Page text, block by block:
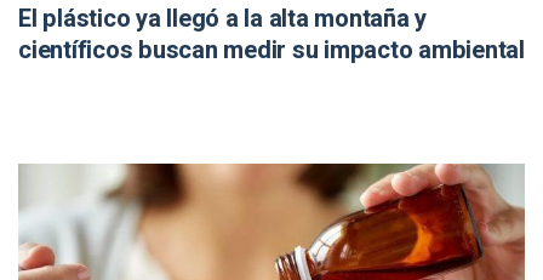
El plástico ya llegó a la alta montaña y
científicos buscan medir su impacto ambiental